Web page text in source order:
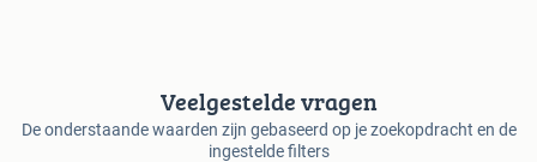
Veelgestelde vragen
De onderstaande waarden zijn gebaseerd op je zoekopdracht en de
ingestelde filters